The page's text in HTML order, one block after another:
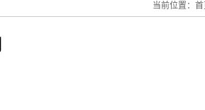
当前位置： 首